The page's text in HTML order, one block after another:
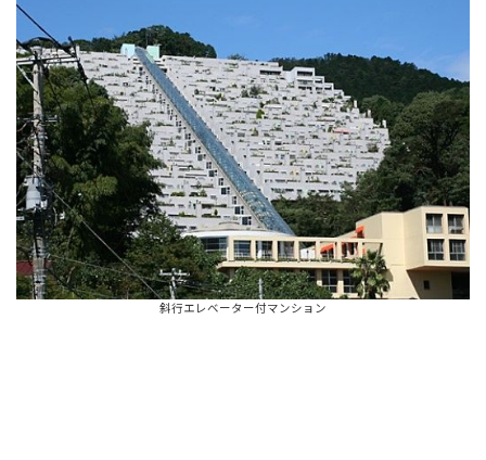
斜行エレベーター付マンション